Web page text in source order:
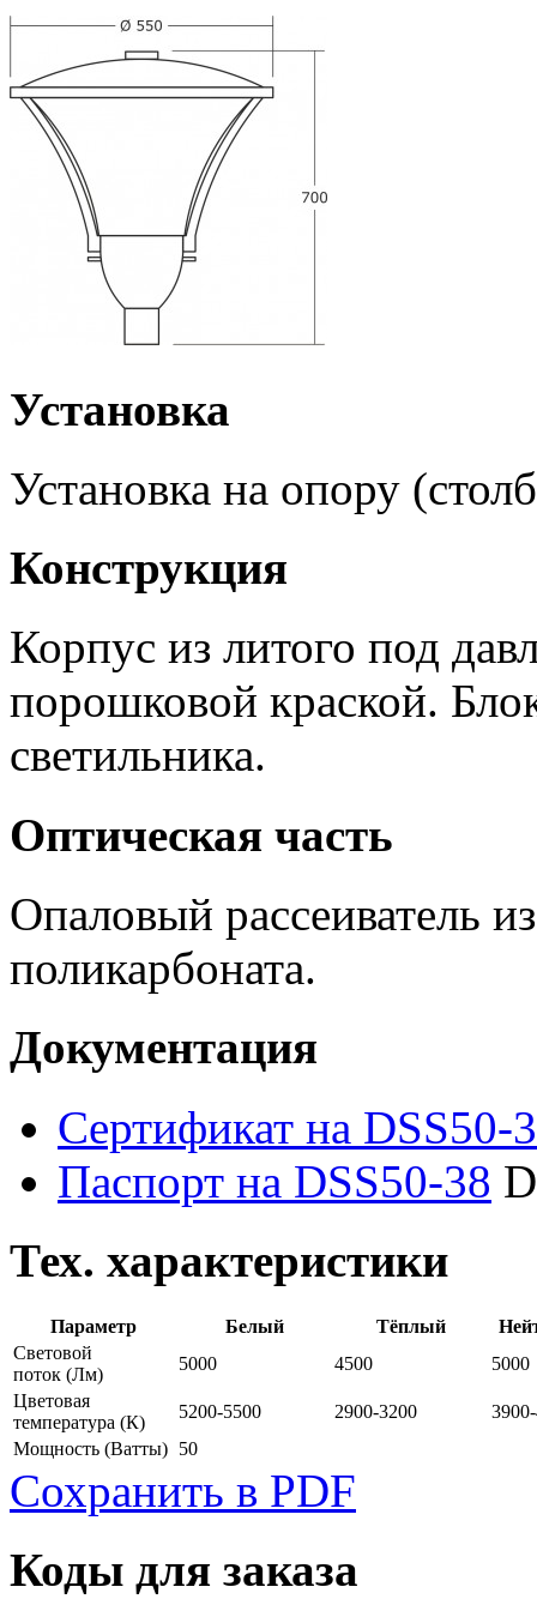
Установка
Установка на опору
Конструкция
Корпус из литого под
порошковой краской.
светильника.
Оптическая часть
Опаловый рассеиватель
поликарбоната.
Документация
Сертификат на DSS50-
Паспорт на DSS50-38
Тех. характеристики
Параметр Белый Тёплый
Световой
поток (Лм)
5000 4500
5000
Цветовая
температура (К)
5200-5500 2900-3200
Мощность (Ватты) 50
Сохранить в PDF
Коды для заказа